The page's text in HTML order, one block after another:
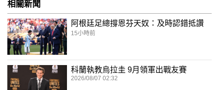
相關新聞
阿根廷足總撐恩芬天奴：及時認錯抵讚
15小時前
科蘭執教烏拉圭 9月領軍出戰友賽
2026/08/07 02:32